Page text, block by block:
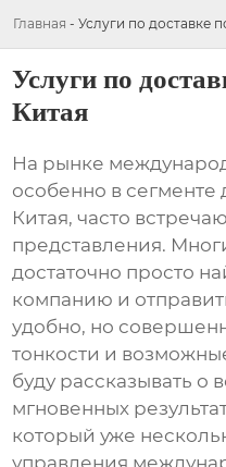
Главная - Услуги по доставке
Услуги по
Китая
На рынке
особенно в сегменте
Китая, часто
представления.
достаточно просто
компанию и
удобно, но
тонкости и
буду рассказывать о
мгновенных
который уже